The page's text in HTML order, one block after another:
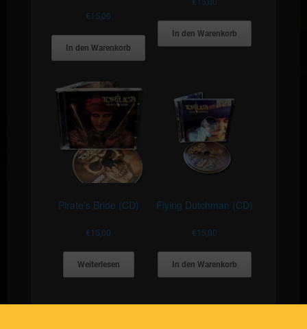
€15,00
In den Warenkorb
€15,00
In den Warenkorb
Pirate’s Bride (CD)
€15,00
Weiterlesen
Flying Dutchman (CD)
€15,00
In den Warenkorb